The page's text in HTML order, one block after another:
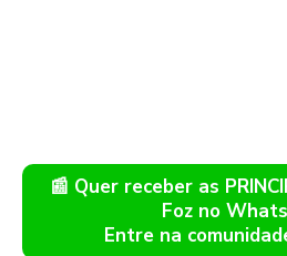
📰 Quer receber as
Foz no
Entre na